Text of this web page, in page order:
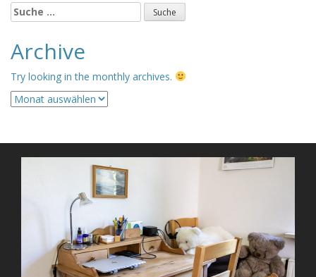
Suche
nach:
Archive
Try looking in the monthly archives.
Archive